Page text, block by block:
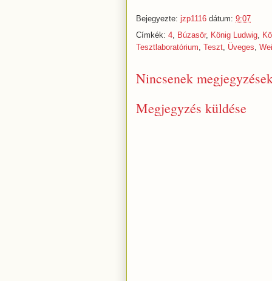
Bejegyezte: jzp1116 dátum: 9:07
Címkék: 4, Búzasör, König Ludwig,
Tesztlaboratórium, Teszt, Üveges,
Nincsenek
Megjegyzés küldése